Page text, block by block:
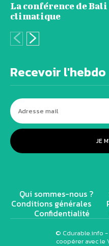
La conférence de
climatique
Recevoir l'hebdo
JE
Qui sommes-nous ?
Conditions générales
Confidentialité
© Cdurable.info
coopérer avec